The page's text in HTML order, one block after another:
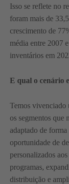
Isso se reflete no
foram mais de
crescimento de
média entre 2007
inventários em
E qual o cenário
Temos vivenciado
os segmentos que
adaptado de
oportunidade de
personalizados
programas,
distribuição e